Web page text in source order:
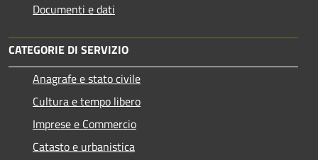
Documenti e dati
CATEGORIE DI SERVIZIO
Anagrafe e stato civile
Cultura e tempo libero
Imprese e Commercio
Catasto e urbanistica